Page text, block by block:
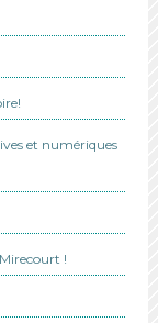
et numériques
!